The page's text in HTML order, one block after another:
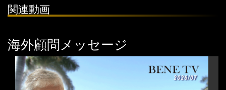
関連動画
海外顧問メッセージ